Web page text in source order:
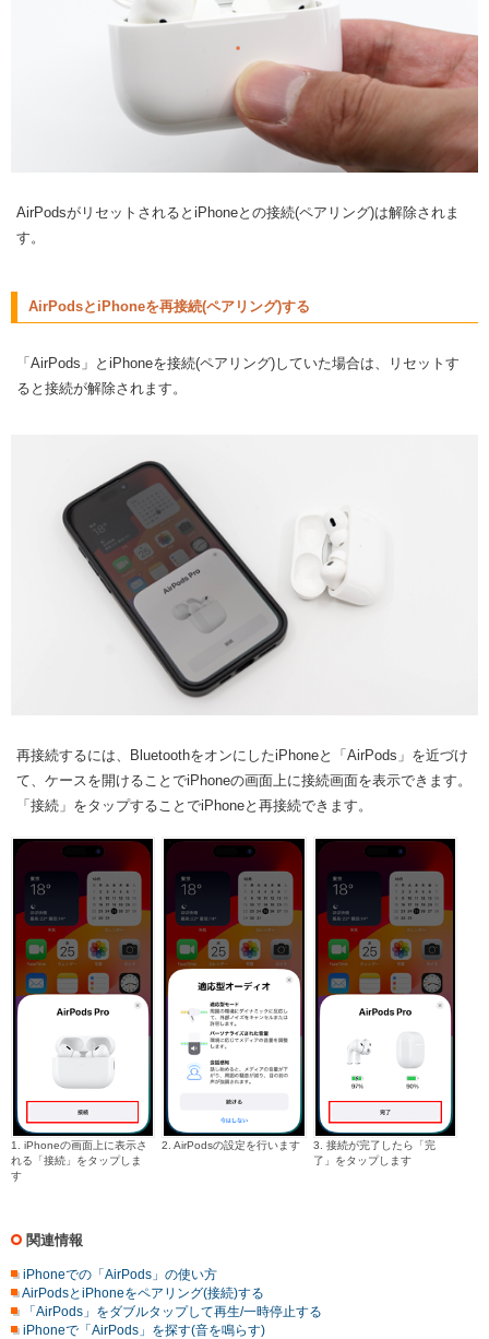
AirPodsがリセットされるとiPhoneとの接続(ペアリング)は解除されま
す。
AirPodsとiPhoneを再接続(ペアリング)する
「AirPods」とiPhoneを接続(ペアリング)していた場合は、リセットす
ると接続が解除されます。
再接続するには、BluetoothをオンにしたiPhoneと「AirPods」を近づけ
て、ケースを開けることでiPhoneの画面上に接続画面を表示できます。
「接続」をタップすることでiPhoneと再接続できます。
1. iPhoneの画面上に表示さ
れる「接続」をタップしま
す
2. AirPodsの設定を行います
3. 接続が完了したら「完
了」をタップします
関連情報
iPhoneでの「AirPods」の使い方
AirPodsとiPhoneをペアリング(接続)する
「AirPods」をダブルタップして再生/一時停止する
iPhoneで「AirPods」を探す(音を鳴らす)